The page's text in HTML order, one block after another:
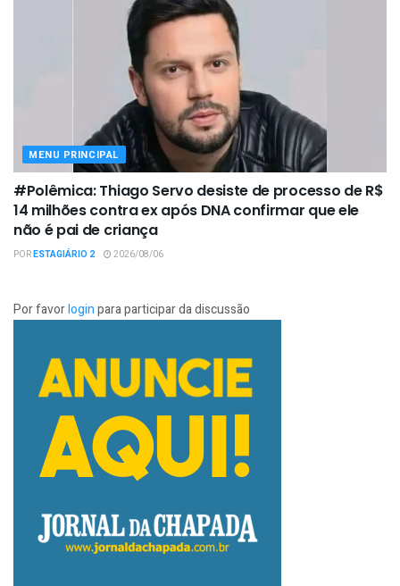
MENU PRINCIPAL
#Polêmica: Thiago Servo desiste de processo de R$
14 milhões contra ex após DNA confirmar que ele
não é pai de criança
PORESTAGIÁRIO 2 2026/08/06
Por favorloginpara participar da discussão